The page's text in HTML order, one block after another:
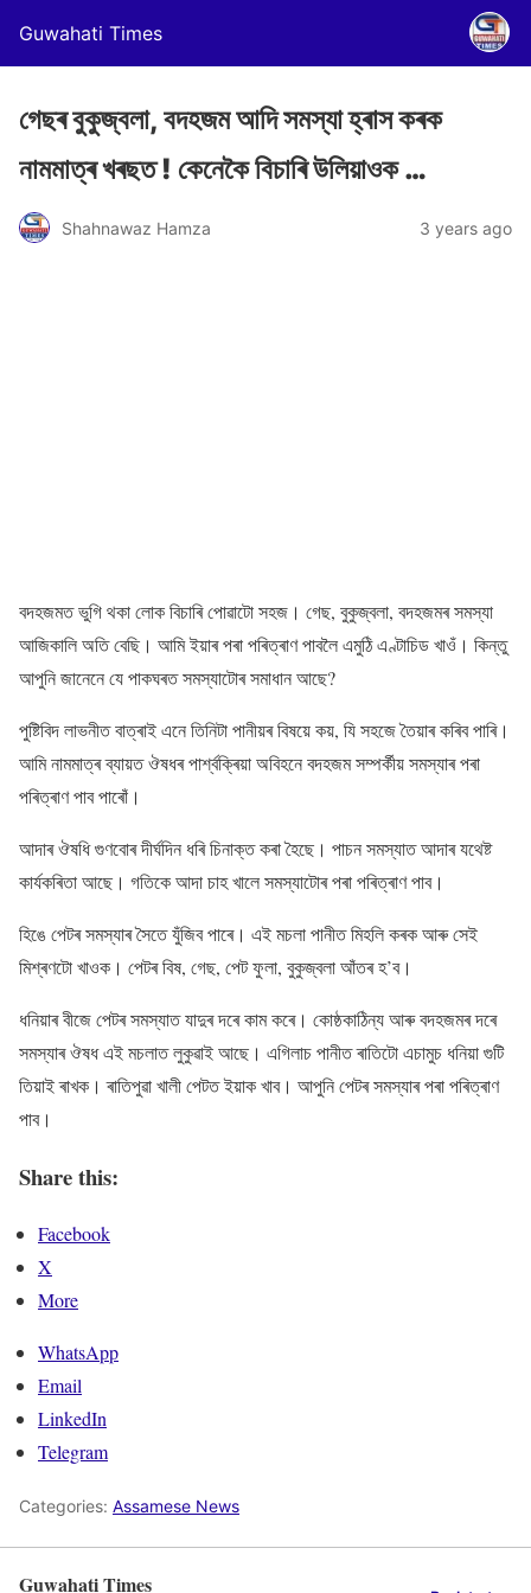
Guwahati Times
গেছৰ বুকুজ্বলা, বদহজম আদি সমস্যা হ্ৰাস কৰক
নামমাত্ৰ খৰছত ! কেনেকৈ বিচাৰি উলিয়াওক …
Shahnawaz Hamza 3 years ago
বদহজমত ভুগি থকা লোক বিচাৰি পোৱাটো সহজ। গেছ, বুকুজ্বলা, বদহজমৰ সমস্যা
আজিকালি অতি বেছি। আমি ইয়াৰ পৰা পৰিত্ৰাণ পাবলৈ এমুঠি এণ্টাচিড খাওঁ। কিন্তু
আপুনি জানেনে যে পাকঘৰত সমস্যাটোৰ সমাধান আছে?
পুষ্টিবিদ লাভনীত বাত্ৰাই এনে তিনিটা পানীয়ৰ বিষয়ে কয়, যি সহজে তৈয়াৰ কৰিব পাৰি।
আমি নামমাত্ৰ ব্যায়ত ঔষধৰ পাৰ্শ্বক্ৰিয়া অবিহনে বদহজম সম্পৰ্কীয় সমস্যাৰ পৰা
পৰিত্ৰাণ পাব পাৰোঁ।
আদাৰ ঔষধি গুণবোৰ দীৰ্ঘদিন ধৰি চিনাক্ত কৰা হৈছে। পাচন সমস্যাত আদাৰ যথেষ্ট
কাৰ্যকৰিতা আছে। গতিকে আদা চাহ খালে সমস্যাটোৰ পৰা পৰিত্ৰাণ পাব।
হিঙে পেটৰ সমস্যাৰ সৈতে যুঁজিব পাৰে। এই মচলা পানীত মিহলি কৰক আৰু সেই
মিশ্ৰণটো খাওক। পেটৰ বিষ, গেছ, পেট ফুলা, বুকুজ্বলা আঁতৰ হ’ব।
ধনিয়াৰ বীজে পেটৰ সমস্যাত যাদুৰ দৰে কাম কৰে। কোষ্ঠকাঠিন্য আৰু বদহজমৰ দৰে
সমস্যাৰ ঔষধ এই মচলাত লুকুৱাই আছে। এগিলাচ পানীত ৰাতিটো এচামুচ ধনিয়া গুটি
তিয়াই ৰাখক। ৰাতিপুৱা খালী পেটত ইয়াক খাব। আপুনি পেটৰ সমস্যাৰ পৰা পৰিত্ৰাণ
পাব।
Share this:
Facebook
X
More
WhatsApp
Email
LinkedIn
Telegram
Categories: Assamese News
Guwahati Times